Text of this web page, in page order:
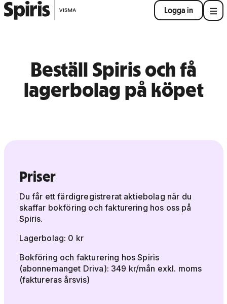
Logga in
Beställ Spiris och få
lagerbolag på köpet
Priser
Du får ett färdigregistrerat aktiebolag när du
skaffar bokföring och fakturering hos oss på
Spiris.
Lagerbolag: 0 kr
Bokföring och fakturering hos Spiris
(abonnemanget Driva): 349 kr/mån exkl. moms
(faktureras årsvis)